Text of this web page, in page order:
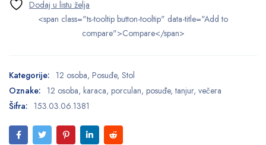
<span class="ts-tooltip button-tooltip" data-title="Add to
compare">Compare</span>
Kategorije: 12 osoba, Posuđe, Stol
Oznake: 12 osoba, karaca, porculan, posuđe,tanjur, večera
Šifra: 153.03.06.1381